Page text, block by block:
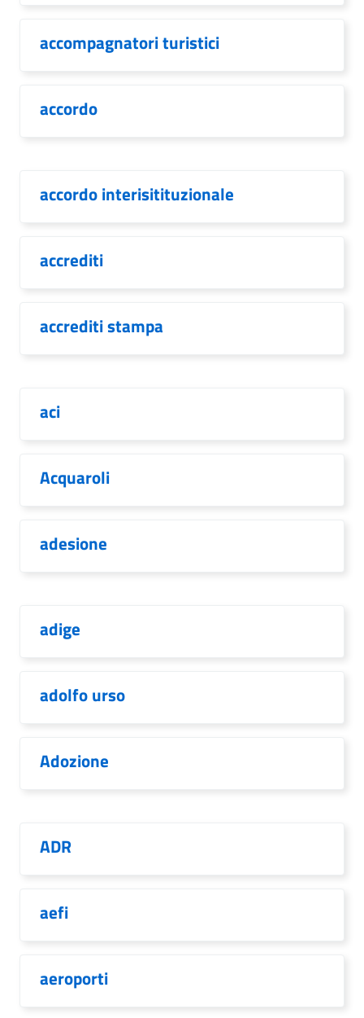
accompagnatori turistici
accordo
accordo interisitituzionale
accrediti
accrediti stampa
aci
Acquaroli
adesione
adige
adolfo urso
Adozione
ADR
aefi
aeroporti